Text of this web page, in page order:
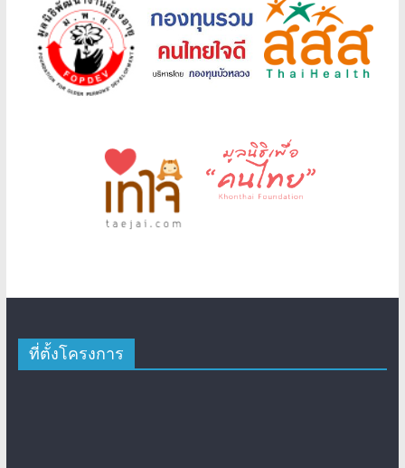
ที่ตั้งโครงการ